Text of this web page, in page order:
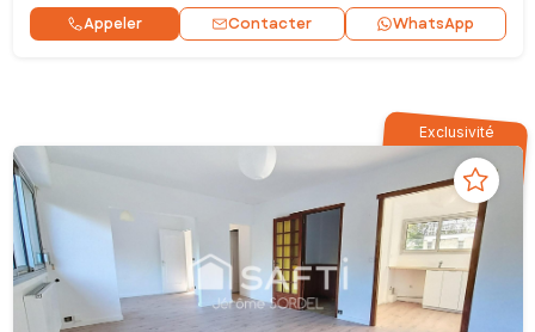
Appeler Contacter WhatsApp
Exclusivité